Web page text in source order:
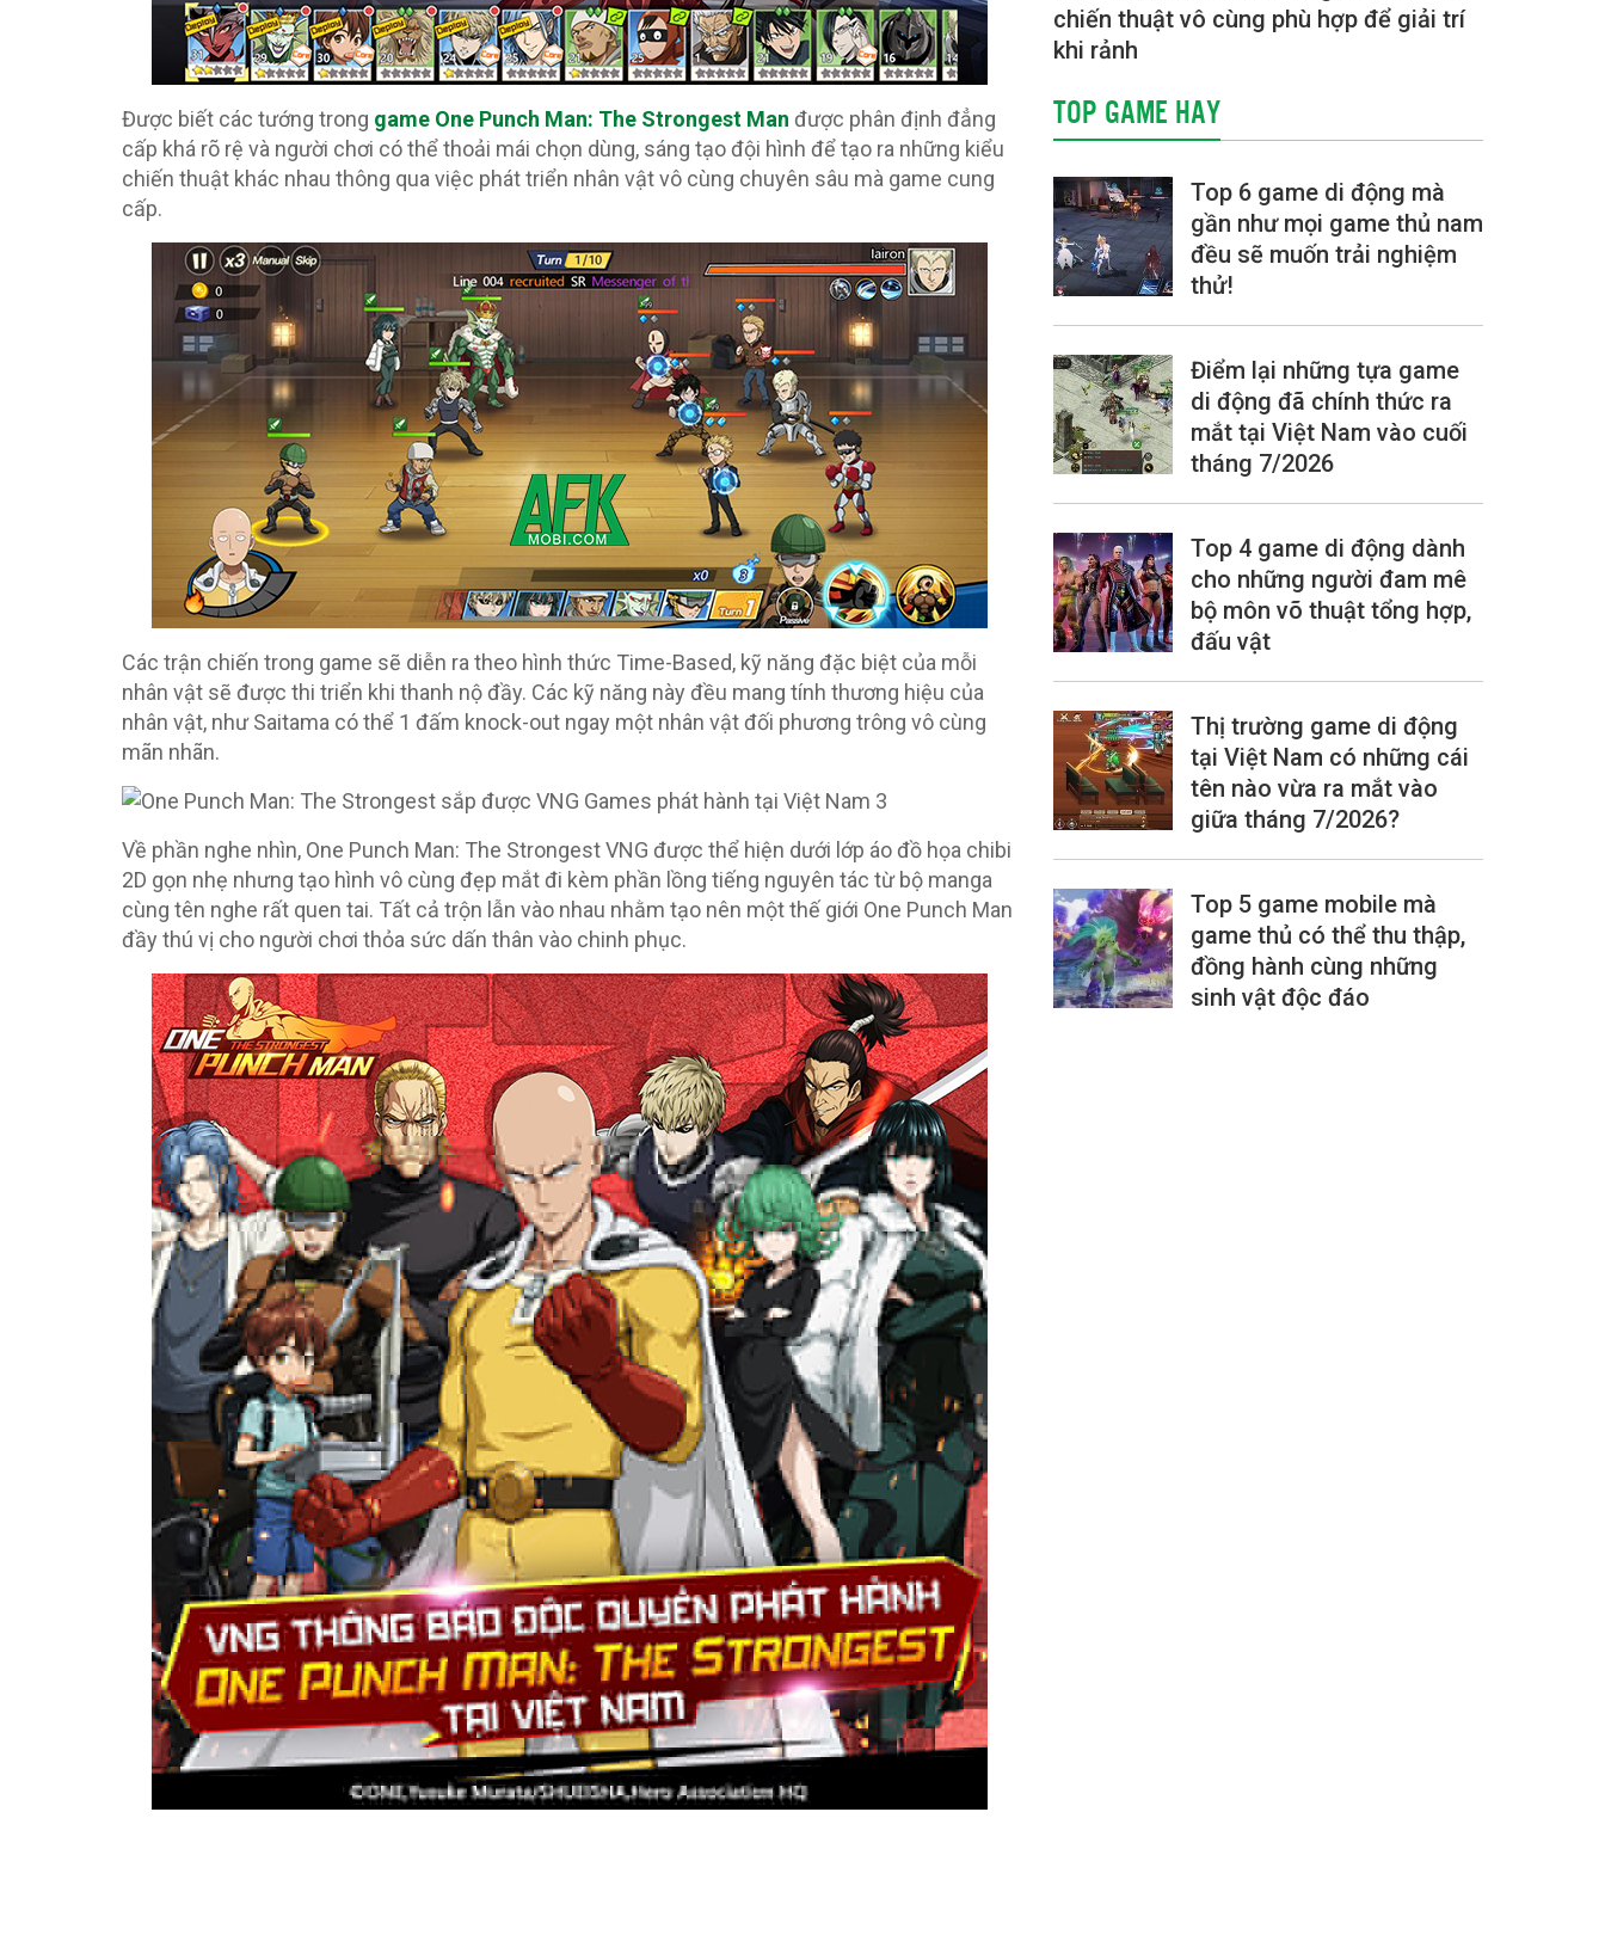
Được biết các tướng trong game One Punch Man: The Strongest Man được phân định đẳng
cấp khá rõ rệ và người chơi có thể thoải mái chọn dùng, sáng tạo đội hình để tạo ra những kiểu
chiến thuật khác nhau thông qua việc phát triển nhân vật vô cùng chuyên sâu mà game cung
cấp.
Các trận chiến trong game sẽ diễn ra theo hình thức Time-Based, kỹ năng đặc biệt của mỗi
nhân vật sẽ được thi triển khi thanh nộ đầy. Các kỹ năng này đều mang tính thương hiệu của
nhân vật, như Saitama có thể 1 đấm knock-out ngay một nhân vật đối phương trông vô cùng
mãn nhãn.
Về phần nghe nhìn, One Punch Man: The Strongest VNG được thể hiện dưới lớp áo đồ họa chibi
2D gọn nhẹ nhưng tạo hình vô cùng đẹp mắt đi kèm phần lồng tiếng nguyên tác từ bộ manga
cùng tên nghe rất quen tai. Tất cả trộn lẫn vào nhau nhằm tạo nên một thế giới One Punch Man
đầy thú vị cho người chơi thỏa sức dấn thân vào chinh phục.
chiến thuật vô cùng phù hợp để giải trí
khi rảnh
TOP GAME HAY
Top 6 game di động mà
gần như mọi game thủ nam
đều sẽ muốn trải nghiệm
thử!
Điểm lại những tựa game
di động đã chính thức ra
mắt tại Việt Nam vào cuối
tháng 7/2026
Top 4 game di động dành
cho những người đam mê
bộ môn võ thuật tổng hợp,
đấu vật
Thị trường game di động
tại Việt Nam có những cái
tên nào vừa ra mắt vào
giữa tháng 7/2026?
Top 5 game mobile mà
game thủ có thể thu thập,
đồng hành cùng những
sinh vật độc đáo